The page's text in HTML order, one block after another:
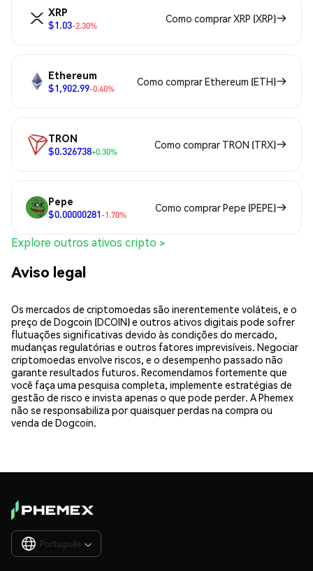
XRP
$1.03-2.30%
Como comprar XRP (XRP)
Ethereum
$1,902.99-0.40%
Como comprar Ethereum (ETH)
TRON
$0.326738+0.30%
Como comprar TRON (TRX)
Pepe
$0.00000281-1.70%
Como comprar Pepe (PEPE)
Explore outros ativos cripto >
Aviso legal
Os mercados de criptomoedas são inerentemente voláteis, e o
preço de Dogcoin (DCOIN) e outros ativos digitais pode sofrer
flutuações significativas devido às condições do mercado,
mudanças regulatórias e outros fatores imprevisíveis. Negociar
criptomoedas envolve riscos, e o desempenho passado não
garante resultados futuros. Recomendamos fortemente que
você faça uma pesquisa completa, implemente estratégias de
gestão de risco e invista apenas o que pode perder. A Phemex
não se responsabiliza por quaisquer perdas na compra ou
venda de Dogcoin.
Português 